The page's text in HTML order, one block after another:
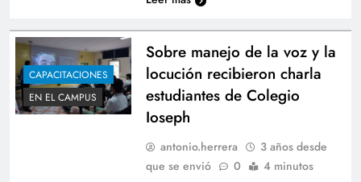
CAPACITACIONES
EN EL CAMPUS
Sobre manejo de la voz y la
locución recibieron charla
estudiantes de Colegio
Ioseph
antonio.herrera
3 años desde
que se envió
0 4 minutos